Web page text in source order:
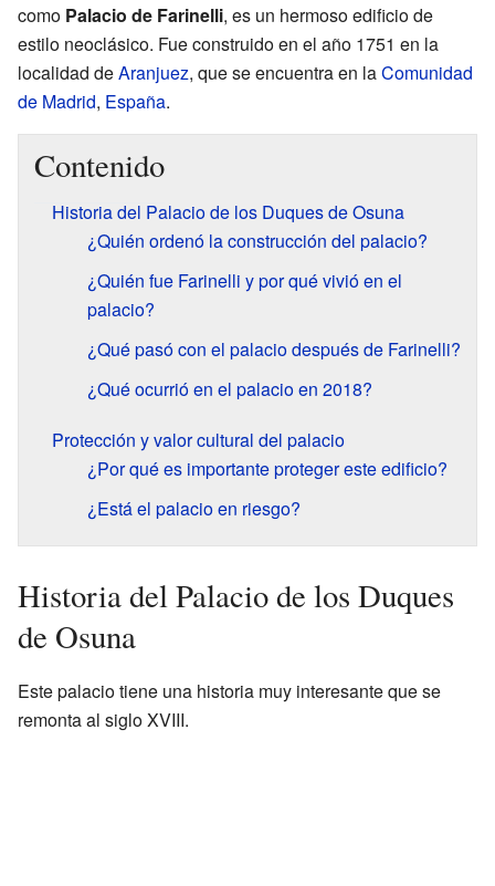
como Palacio de Farinelli, es un hermoso edificio de
estilo neoclásico. Fue construido en el año 1751 en la
localidad deAranjuez, que se encuentra en laComunidad
de Madrid, España.
Contenido
Historia del Palacio de los Duques de Osuna
¿Quién ordenó la construcción del palacio?
¿Quién fue Farinelli y por qué vivió en el
palacio?
¿Qué pasó con el palacio después de Farinelli?
¿Qué ocurrió en el palacio en 2018?
Protección y valor cultural del palacio
¿Por qué es importante proteger este edificio?
¿Está el palacio en riesgo?
Historia del Palacio de los Duques
de Osuna
Este palacio tiene una historia muy interesante que se
remonta al siglo XVIII.